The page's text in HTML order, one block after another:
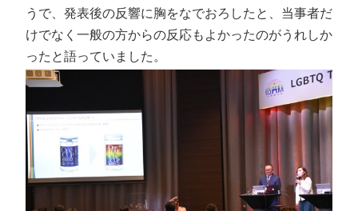
うで、発表後の反響に胸をなでおろしたと、当事者だ
けでなく一般の方からの反応もよかったのがうれしか
ったと語っていました。